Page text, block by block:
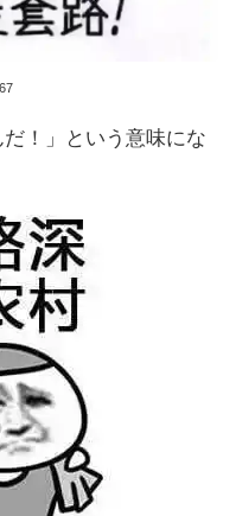
だ！」という意味にな